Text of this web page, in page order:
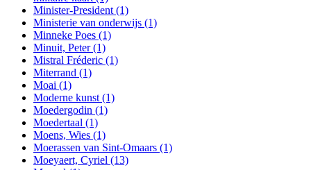
Minister-President (1)
Ministerie van onderwijs (1)
Minneke Poes (1)
Minuit, Peter(1)
Mistral Fréderic (1)
Miterrand (1)
Moai (1)
Moderne kunst (1)
Moedergodin (1)
Moedertaal (1)
Moens, Wies (1)
Moerassen van Sint-Omaars (1)
Moeyaert, Cyriel (13)